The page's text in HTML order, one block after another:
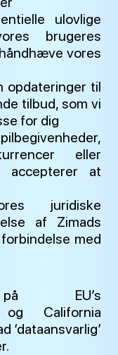
ulovlige
brugeres
vores
opdateringer til
tilbud, som vi
for dig
eller
accepterer at
juridiske
af Zimads
med
EU’s
og California
‘dataansvarlig’